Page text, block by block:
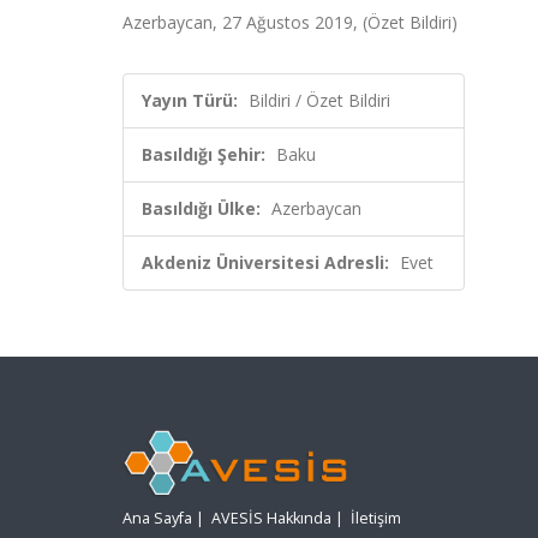
Azerbaycan, 27 Ağustos 2019, (Özet Bildiri)
Yayın Türü: Bildiri / Özet Bildiri
Basıldığı Şehir: Baku
Basıldığı Ülke: Azerbaycan
Akdeniz Üniversitesi Adresli: Evet
Ana Sayfa | AVESİS Hakkında | İletişim